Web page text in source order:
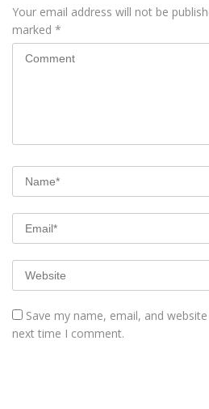
Your email address will not be
marked *
Save my name, email, and
next time I comment.